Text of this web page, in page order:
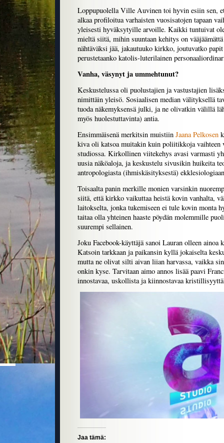
Loppupuolella Ville Auvinen toi hyvin esiin sen,
alkaa profiloitua varhaisten vuosisatojen tapaan
yleisesti hyväksytyille arvoille. Kaikki tuntuivat
mieltä siitä, mihin suuntaan kehitys on
nähtäväksi jää, jakautuuko kirkko, joutuvatko papit
perustetaanko katolis-luterilainen
Vanha, väsynyt ja ummehtunut?
Keskustelussa oli puolustajien ja vastustajien
nimittäin yleisö. Sosiaalisen median välityksellä
tuoda näkemyksensä julki, ja ne olivatkin välillä
myös huolestuttavinta) antia.
Ensimmäisenä merkitsin muistiin Jaana Pelkosen
kiva oli katsoa muitakin kuin poliitikkoja vaihteen
studiossa. Kirkollinen viitekehys avasi varmasti
uusia näköaloja, ja keskustelu sivusikin huikeita
antropologiasta (ihmiskäsityksestä)
Toisaalta panin merkille monien varsinkin
siitä, että kirkko vaikuttaa heistä kovin vanhalta,
laitokselta, jonka tukemiseen ei tule kovin monta
taitaa olla yhteinen haaste pöydän molemmille
suurempi sellainen.
Joku Facebook-käyttäjä sanoi Lauran olleen
Katsoin tarkkaan ja paikansin kyllä jokaiselta
mutta ne olivat silti aivan liian harvassa, vaikka
onkin kyse. Tarvitaan aimo annos lisää paavi
innostavaa, uskollista ja kiinnostavaa
Jaa tämä: